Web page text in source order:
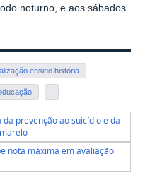
noturno, e aos sábados
ensino história
da prevenção ao suicídio e da
nota máxima em avaliação